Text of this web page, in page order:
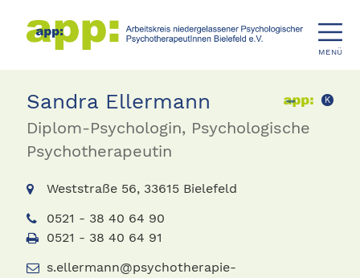
MENÜ
Sandra Ellermann
Diplom-Psychologin, Psychologische
Psychotherapeutin
Weststraße 56, 33615 Bielefeld
0521 - 38 40 64 90
0521 - 38 40 64 91
s.ellermann@psychotherapie-
K